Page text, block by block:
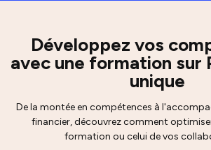
Développez vos
avec une formation sur
unique
De la montée en compétences à
financier, découvrez comment
formation ou celui de vos